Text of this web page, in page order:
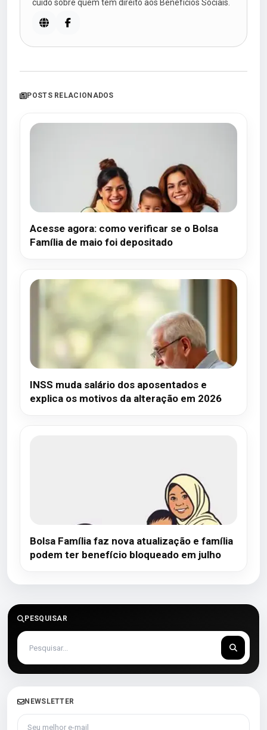
cuido sobre quem tem direito aos Benefícios Sociais.
POSTS RELACIONADOS
Acesse agora: como verificar se o Bolsa
Família de maio foi depositado
INSS muda salário dos aposentados e
explica os motivos da alteração em 2026
Bolsa Família faz nova atualização e família
podem ter benefício bloqueado em julho
PESQUISAR
NEWSLETTER
Seu melhor e-mail